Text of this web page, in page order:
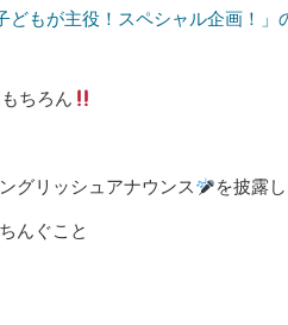
どもが主役！スペシャル企画！
ちろん
グリッシュアナウンス を披露
んぐこと